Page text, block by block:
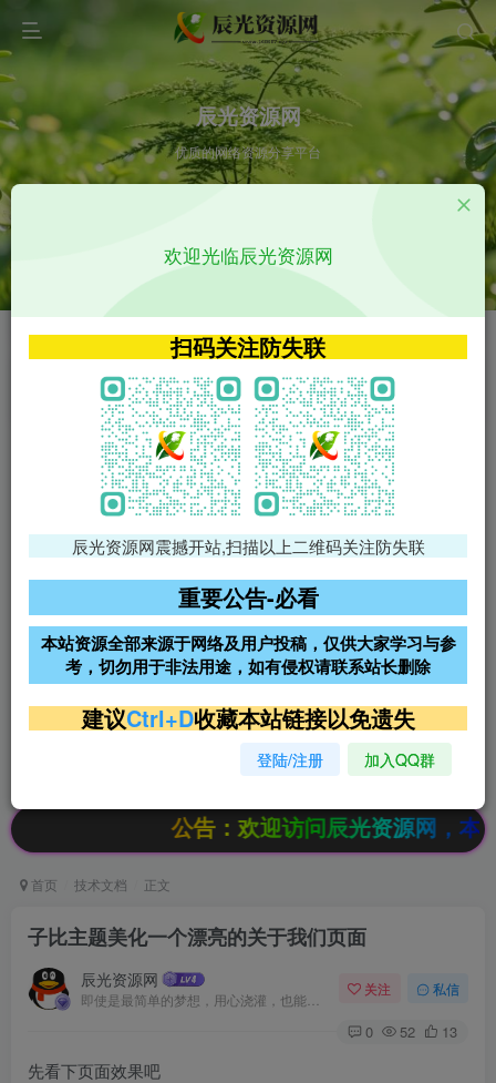
辰光资源网
优质的网络资源分享平台
VIP特权介绍 APP源码
VIP特权介绍
火
VIP特权介绍
影视源码
影视源码
免费领支付宝红包
腾讯轻量4核4G3M服务器38元/
阿里云2核2G200M服务器68元/
年
雨云高防免备案服务器
超低价文字广告位招租 超低价文字广告位招租
超低价文字广告位招租
公告：欢迎访问辰光资源网，本站会员
首页 技术文档 正文
子比主题美化一个漂亮的关于我们页面
辰光资源网 关注 私信
0 52 13
先看下页面效果吧
欢迎光临辰光资源网
扫码关注防失联
辰光资源网震撼开站,扫描以上二维码关注防失联
重要公告-必看
本站资源全部来源于网络及用户投稿，仅供大家学习与参
考，切勿用于非法用途，如有侵权请联系站长删除
建议Ctrl+D收藏本站链接以免遗失
登陆/注册 加入QQ群